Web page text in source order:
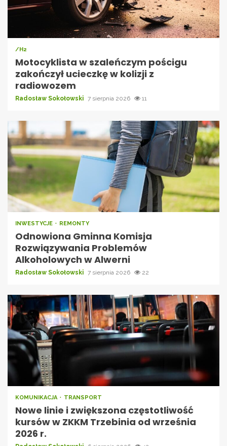
/H2
Motocyklista w szaleńczym pościgu
zakończył ucieczkę w kolizji z
radiowozem
Radosław Sokołowski 7 sierpnia 2026 11
INWESTYCJE REMONTY
Odnowiona Gminna Komisja
Rozwiązywania Problemów
Alkoholowych w Alwerni
Radosław Sokołowski 7 sierpnia 2026 22
KOMUNIKACJA TRANSPORT
Nowe linie i zwiększona częstotliwość
kursów w ZKKM Trzebinia od września
2026 r.